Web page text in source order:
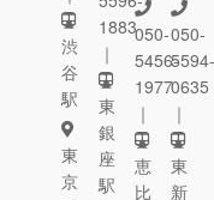
渋
谷
駅
東
京
1883
｜
東
銀
座
駅
050-
5456-
1977
｜
恵
比
050-
0635
｜
東
新